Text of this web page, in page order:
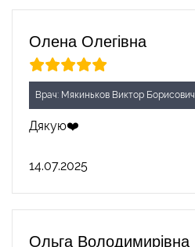
Олена Олегівна
Врач: Мякиньков Виктор Борисович
Дякую❤️
14.07.2025
Ольга Володимирівна